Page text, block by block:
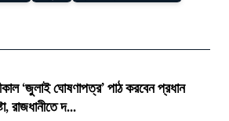
‘জুলাই ঘোষণাপত্র’ পাঠ করবেন প্রধান
রাজধানীতে দ...